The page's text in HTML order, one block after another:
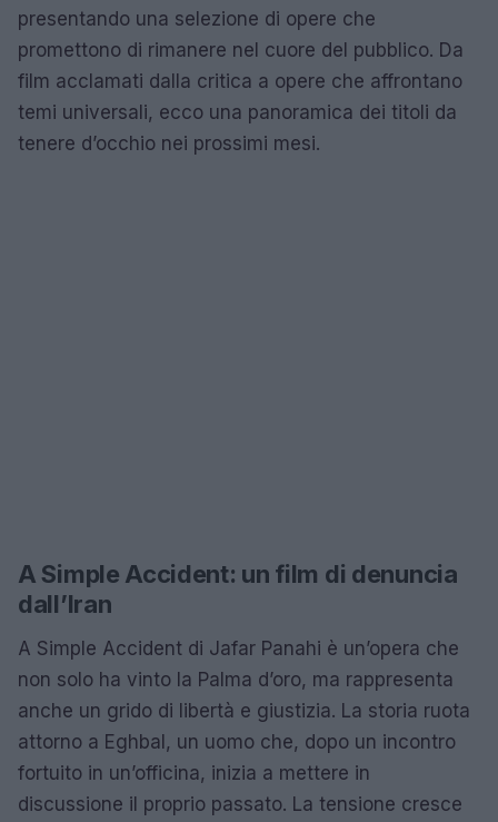
presentando una selezione di opere che
promettono di rimanere nel cuore del pubblico. Da
film acclamati dalla critica a opere che affrontano
temi universali, ecco una panoramica dei titoli da
tenere d’occhio nei prossimi mesi.
A Simple Accident: un film di denuncia
dall’Iran
A Simple Accident di Jafar Panahi è un’opera che
non solo ha vinto la Palma d’oro, ma rappresenta
anche un grido di libertà e giustizia. La storia ruota
attorno a Eghbal, un uomo che, dopo un incontro
fortuito in un’officina, inizia a mettere in
discussione il proprio passato. La tensione cresce